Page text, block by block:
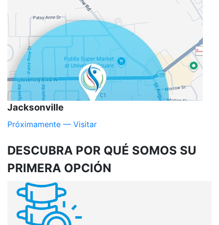
Jacksonville
Próximamente — Visitar
DESCUBRA POR QUÉ SOMOS SU
PRIMERA OPCIÓN